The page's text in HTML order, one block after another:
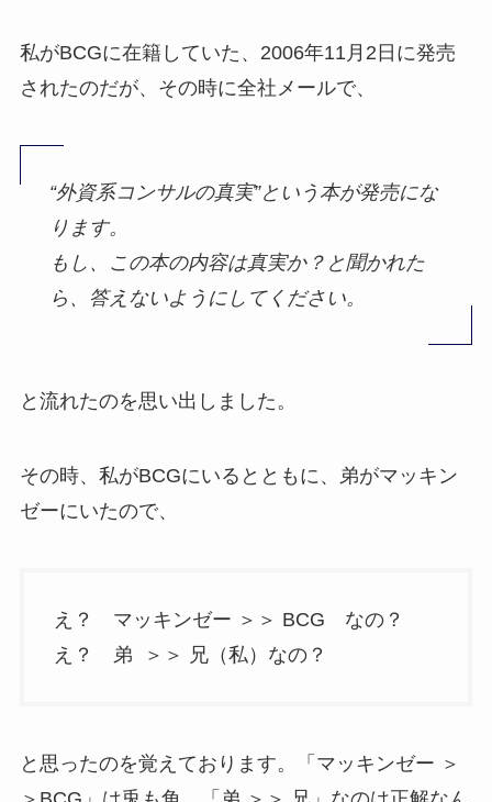
私がBCGに在籍していた、2006年11月2日に発売
されたのだが、その時に全社メールで、
“外資系コンサルの真実”という本が発売にな
ります。
もし、この本の内容は真実か？と聞かれた
ら、答えないようにしてください。
と流れたのを思い出しました。
その時、私がBCGにいるとともに、弟がマッキン
ゼーにいたので、
え？ マッキンゼー ＞＞ BCG なの？
え？ 弟 ＞＞ 兄（私）なの？
と思ったのを覚えております。「マッキンゼー ＞